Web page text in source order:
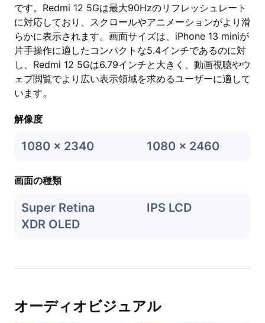
です。Redmi 12 5Gは最大90Hzのリフレッシュレート
に対応しており、スクロールやアニメーションがより滑
らかに表示されます。画面サイズは、iPhone 13 miniが
片手操作に適したコンパクトな5.4インチであるのに対
し、Redmi 12 5Gは6.79インチと大きく、動画視聴やウ
ェブ閲覧でより広い表示領域を求めるユーザーに適して
います。
解像度
1080 x 2340 1080 x 2460
画面の種類
Super Retina
XDR OLED
IPS LCD
オーディオビジュアル